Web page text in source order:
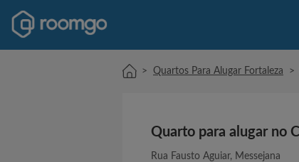
> Quartos Para Alugar Fortaleza >
Quarto para alugar no
Rua Fausto Aguiar, Messejana